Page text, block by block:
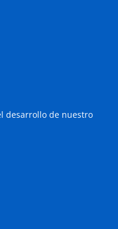
desarrollo de nuestro